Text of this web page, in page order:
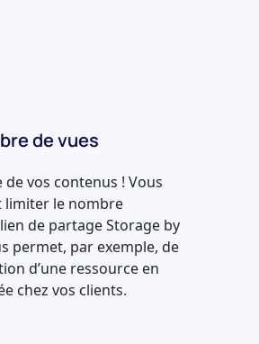
de vues
vos contenus ! Vous
limiter le nombre
de partage Storage by
permet, par exemple, de
d’une ressource en
chez vos clients.